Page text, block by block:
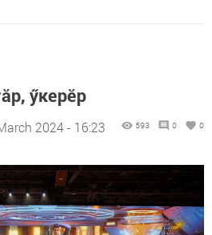
ӳкерӗр
2024 - 16:23 593 0 0